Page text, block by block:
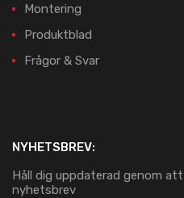
Montering
Produktblad
Frågor & Svar
NYHETSBREV:
Håll dig uppdaterad genom
nyhetsbrev